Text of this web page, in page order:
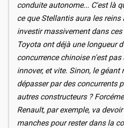
conduite autonome... C'est là
ce que Stellantis aura les reins
investir massivement dans
Toyota ont déjà une longueur
concurrence chinoise n'est
innover, et vite. Sinon, le géant
dépasser par des concurrents
autres constructeurs ?
Renault, par exemple, va
manches pour rester dans la